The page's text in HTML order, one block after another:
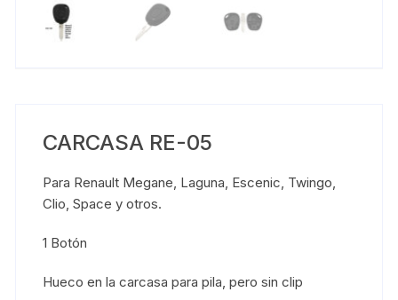
CARCASA RE-05
Para Renault Megane, Laguna, Escenic, Twingo,
Clio, Space y otros.
1 Botón
Hueco en la carcasa para pila, pero sin clip